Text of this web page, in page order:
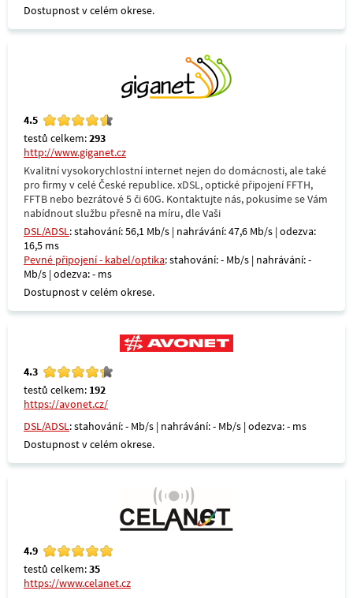
Dostupnost v celém okrese.
4.5
testů celkem:293
http://www.giganet.cz
Kvalitní vysokorychlostní internet nejen do domácnosti, ale také
pro firmy v celé České republice. xDSL, optické připojení FFTH,
FFTB nebo bezrátové 5 či 60G. Kontaktujte nás, pokusíme se Vám
nabídnout službu přesně na míru, dle Vaši
DSL/ADSL: stahování: 56,1 Mb/s | nahrávání: 47,6 Mb/s | odezva:
16,5 ms
Pevné připojení - kabel/optika: stahování: - Mb/s | nahrávání: -
Mb/s | odezva: - ms
Dostupnost v celém okrese.
4.3
testů celkem: 192
https://avonet.cz/
DSL/ADSL: stahování: - Mb/s | nahrávání: - Mb/s | odezva: - ms
Dostupnost v celém okrese.
4.9
testů celkem:35
https://www.celanet.cz